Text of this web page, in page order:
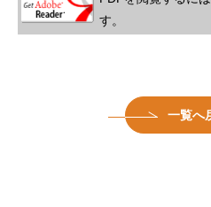
す。
一覧へ